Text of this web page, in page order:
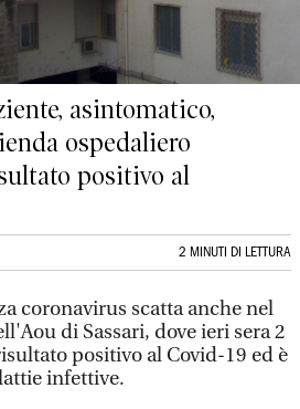
asintomatico,
ospedaliero
positivo al
2 MINUTI DI LETTURA
coronavirus scatta anche nel
di Sassari, dove ieri sera 2
positivo al Covid-19 ed è
infettive.